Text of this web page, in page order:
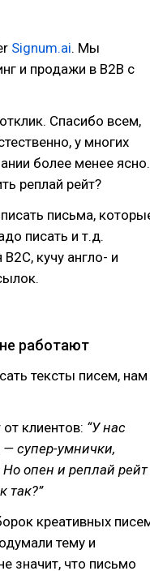
Signum.ai. Мы
и продажи в B2B с
Спасибо всем,
у многих
более менее ясно.
реплай рейт?
письма,
писать и т.д.
кучу англо- и
работают
тексты писем, нам
клиентов: “У нас
супер-умнички,
опен и реплай рейт
так?”
креативных
тему и
значит, что письмо